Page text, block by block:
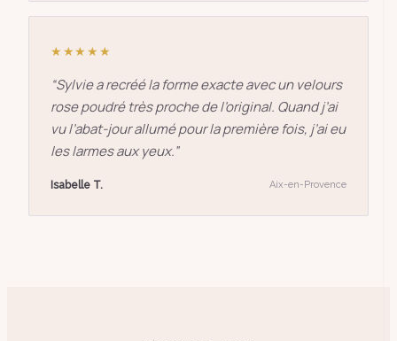
★★★★★
“Sylvie a recréé la forme exacte avec un velours
rose poudré très proche de l’original. Quand j’ai
vu l’abat-jour allumé pour la première fois, j’ai eu
les larmes aux yeux.”
Isabelle T. Aix-en-Provence